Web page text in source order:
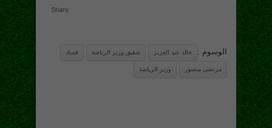
Share
الوسوم : خالد عبد العزيز شقيق وزير الرياضة فساد
مرتضى منصور وزير الرياضة